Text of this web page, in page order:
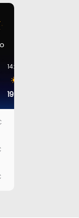
14:00
19°C